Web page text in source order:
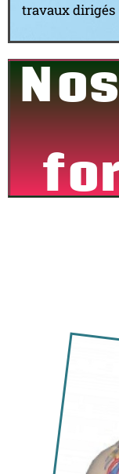
travaux dirigés